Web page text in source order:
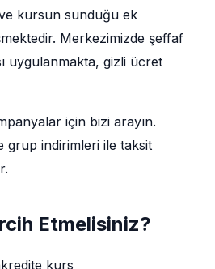
kursun sunduğu ek
Merkezimizde şeffaf
uygulanmakta, gizli ücret
için bizi arayın.
grup indirimleri ile taksit
Etmelisiniz?
kurs